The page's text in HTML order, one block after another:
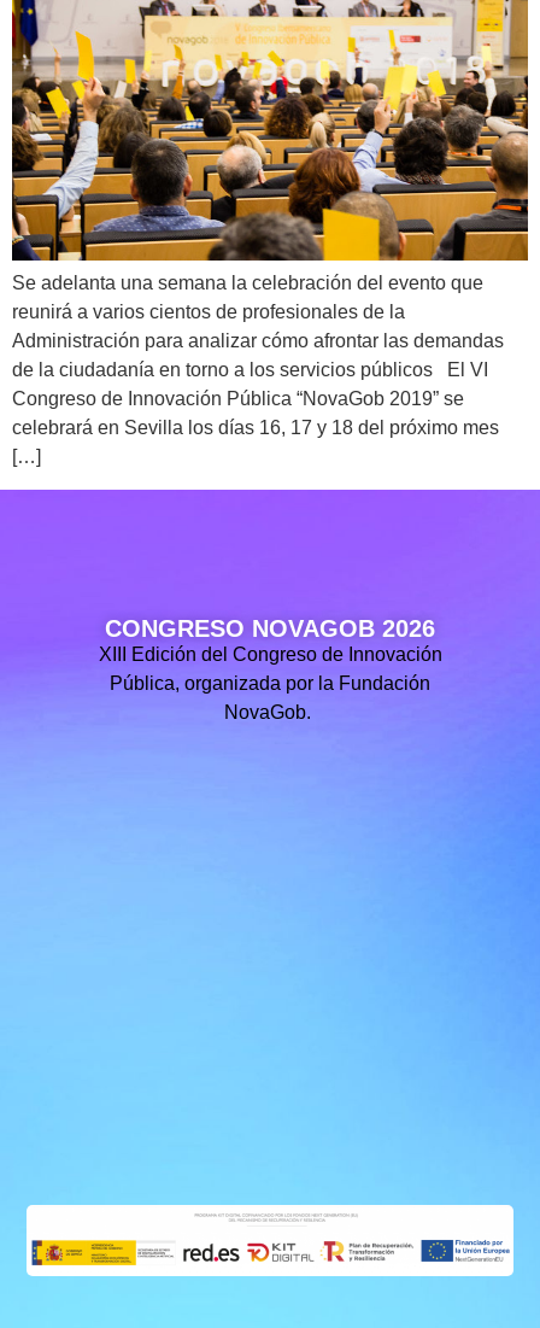
Se adelanta una semana la celebración del evento que
reunirá a varios cientos de profesionales de la
Administración para analizar cómo afrontar las demandas
de la ciudadanía en torno a los servicios públicos El VI
Congreso de Innovación Pública “NovaGob 2019” se
celebrará en Sevilla los días 16, 17 y 18 del próximo mes
[…]
CONGRESO NOVAGOB 2026
XIII Edición del Congreso de Innovación
Pública, organizada por la Fundación
NovaGob.